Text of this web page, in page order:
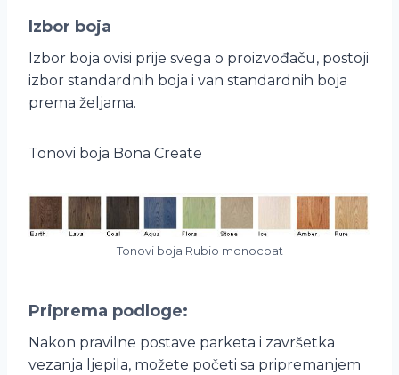
Izbor boja
Izbor boja ovisi prije svega o proizvođaču, postoji
izbor standardnih boja i van standardnih boja
prema željama.
Tonovi boja Bona Create
Tonovi boja Rubio monocoat
Priprema podloge:
Nakon pravilne postave parketa i završetka
vezanja ljepila, možete početi sa pripremanjem